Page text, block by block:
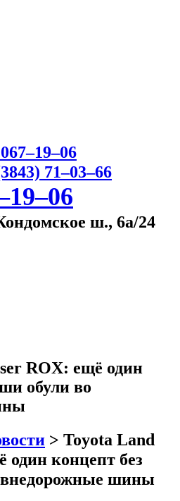
71‒03‒66
ш., 6а/24
ROX: ещё один
обули во
> Toyota Land
концепт без
шины